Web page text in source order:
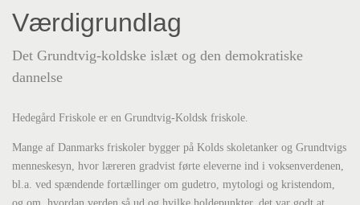
Værdigrundlag
Det Grundtvig-koldske islæt og den demokratiske
dannelse
Hedegård Friskole er en Grundtvig-Koldsk friskole.
Mange af Danmarks friskoler bygger på Kolds skoletanker og Grundtvigs
menneskesyn, hvor læreren gradvist førte eleverne ind i voksenverdenen,
bl.a. ved spændende fortællinger om gudetro, mytologi og kristendom,